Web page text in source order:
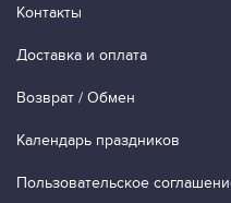
Контакты
Доставка и оплата
Возврат / Обмен
Календарь праздников
Пользовательское